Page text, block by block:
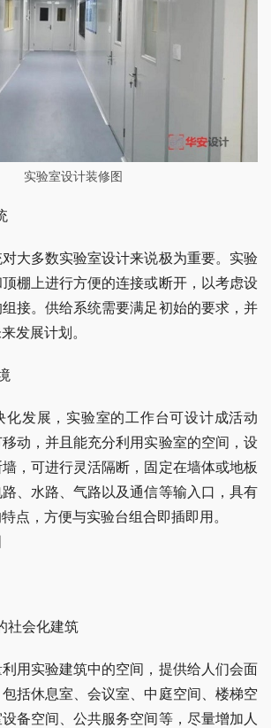
实验室设计装修图
大多数实验室设计来说极为重要。实验
棚上进行方便的连接或断开，以考虑设
接。供给系统需要满足初始的要求，并
发展计划。
化发展，实验室的工作台可设计成活动
动，并且能充分利用实验室的空间，设
，可进行灵活隔断，固定在墙体或地板
路、水路、气路以及通信等输入口，具有
点，方便与实验台组合即插即用。
社会化建筑
用实验建筑中的空间，提供给人们会面
括休息室、会议室、中庭空间、楼梯空
备空间、公共服务空间等，尽量增加人